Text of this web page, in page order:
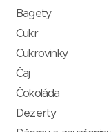
Bagety
Cukr
Cukrovinky
Čaj
Čokoláda
Dezerty